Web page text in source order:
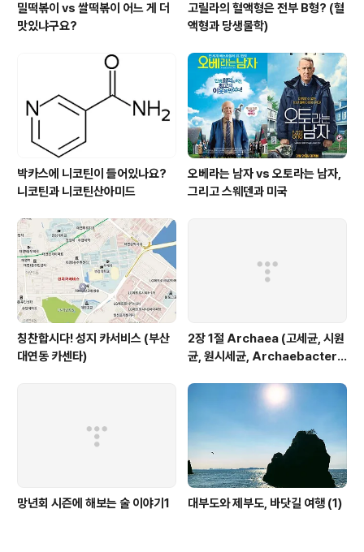
밀떡볶이 vs 쌀떡볶이 어느 게 더
맛있냐구요?
고릴라의 혈액형은 전부 B형? (혈
액형과 당생물학)
박카스에 니코틴이 들어있나요?
니코틴과 니코틴산아미드
오베라는 남자 vs 오토라는 남자,
그리고 스웨덴과 미국
칭찬합시다! 성지 카서비스 (부산
대연동 카센타)
2장 1절 Archaea (고세균, 시원
균, 원시세균, Archaebacteri
망년회 시즌에 해보는 술 이야기1 대부도와 제부도, 바닷길 여행 (1)